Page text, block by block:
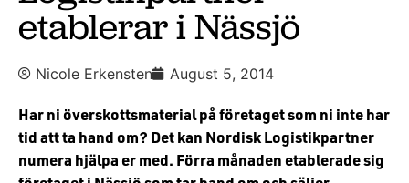
etablerar i Nässjö
Nicole Erkensten August 5, 2014
Har ni överskottsmaterial på företaget som ni inte har
tid att ta hand om? Det kan Nordisk Logistikpartner
numera hjälpa er med. Förra månaden etablerade sig